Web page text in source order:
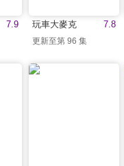
7.9 7.8
玩車大麥克
更新至第 96 集